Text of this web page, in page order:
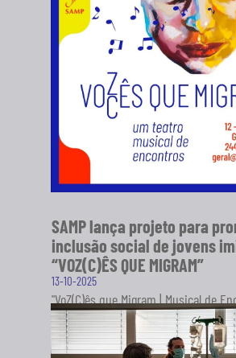
SAMP lança projeto para
inclusão social de jovens
“VOZ(C)ÊS QUE MIGRAM”
13-10-2025
"VoZ(C)ês que Migram | Musical de
novo projeto da Sociedade Artística
Pousos (SAMP), em...
SABER MAIS